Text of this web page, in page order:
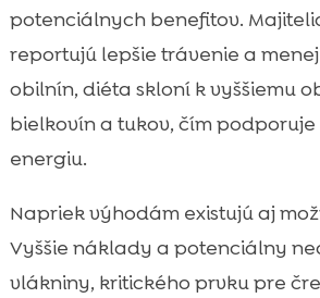
potenciálnych benefitov.
reportujú lepšie trávenie a
obilnín, diéta skloní k vyššiemu
bielkovín a tukov, čím
energiu.
Napriek výhodám existujú aj
Vyššie náklady a potenciálny
vlákniny, kritického prvku pre